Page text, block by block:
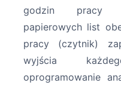
godzin pracy
papierowych list
pracy (czytnik)
wyjścia
oprogramowanie